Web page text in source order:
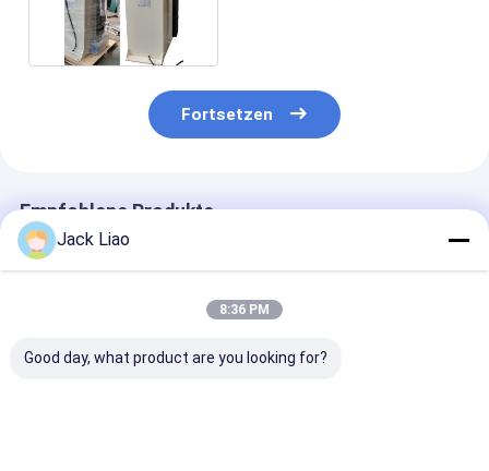
Fortsetzen
Empfohlene Produkte
Jack Liao
8:36 PM
Good day, what product are you looking for?